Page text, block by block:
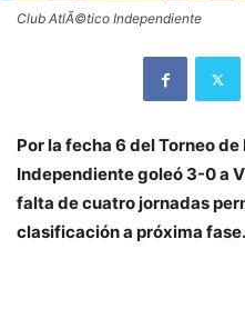
Club AtlÃ©tico Independiente
Por la fecha 6 del Torneo
Independiente goleó 3-0 a
falta de cuatro jornadas
clasificación a próxima fase.